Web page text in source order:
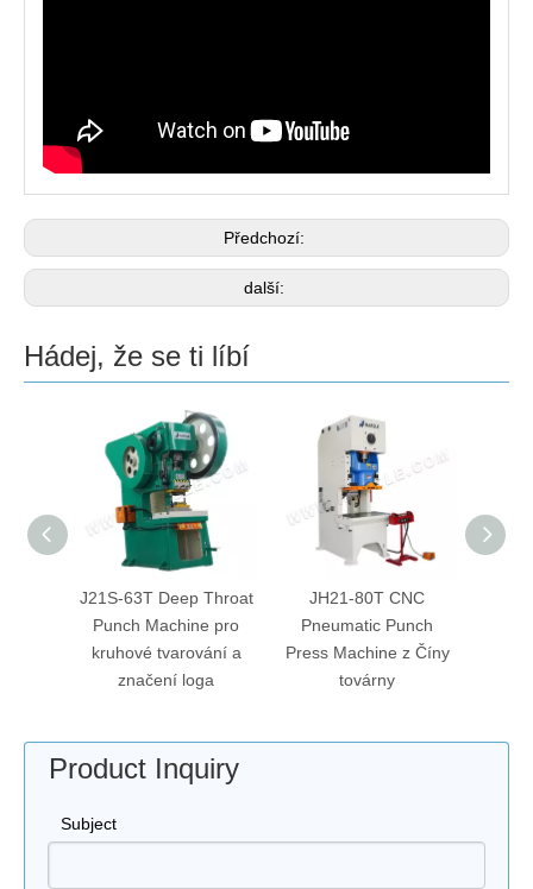
Předchozí:
další:
Hádej, že se ti líbí
J21S-63T Deep Throat
Punch Machine pro
kruhové tvarování a
značení loga
JH21-80T CNC
Pneumatic Punch
Press Machine z Číny
továrny
Product Inquiry
Subject